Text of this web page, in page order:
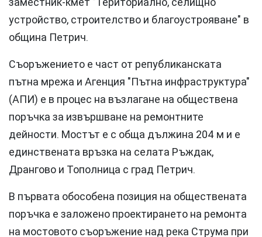
устройство, строителство и благоустрояване" в
община Петрич.
Съоръжението е част от републиканската
пътна мрежа и Агенция "Пътна инфраструктура"
(АПИ) е в процес на възлагане на обществена
поръчка за извършване на ремонтните
дейности. Мостът е с обща дължина 204 м и е
единствената връзка на селата Ръждак,
Дрангово и Тополница с град Петрич.
В първата обособена позиция на обществената
поръчка е заложено проектирането на ремонта
на мостовото съоръжение над река Струма при